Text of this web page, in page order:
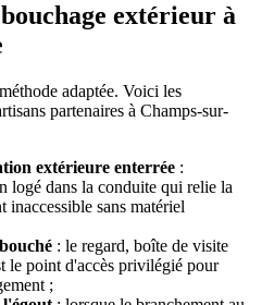
extérieur à
adaptée. Voici les
partenaires à Champs-sur-
extérieure enterrée :
logé dans la conduite qui relie la
inaccessible sans matériel
: le regard, boîte de visite
le point d'accès privilégié pour
;